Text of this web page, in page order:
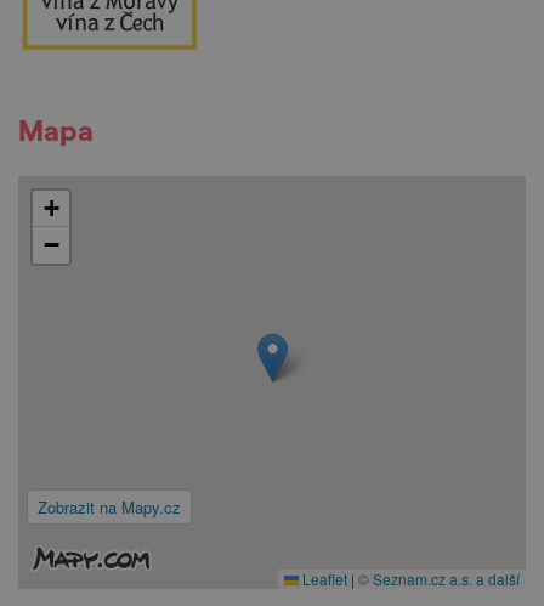
Mapa
Zobrazit na Mapy.cz
+
−
Leaflet | © Seznam.cz a.s. a další